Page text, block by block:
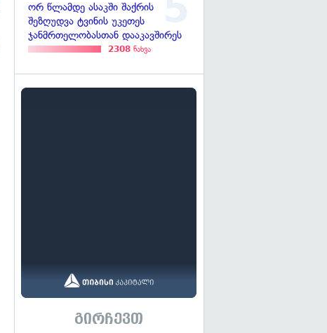
ორ წლამდე ასაკში შაქრის
შეზღუდვა ტვინის უკეთეს
ჯანმრთელობასთან დააკავშირეს
2308 ნახვა
გირჩევთ